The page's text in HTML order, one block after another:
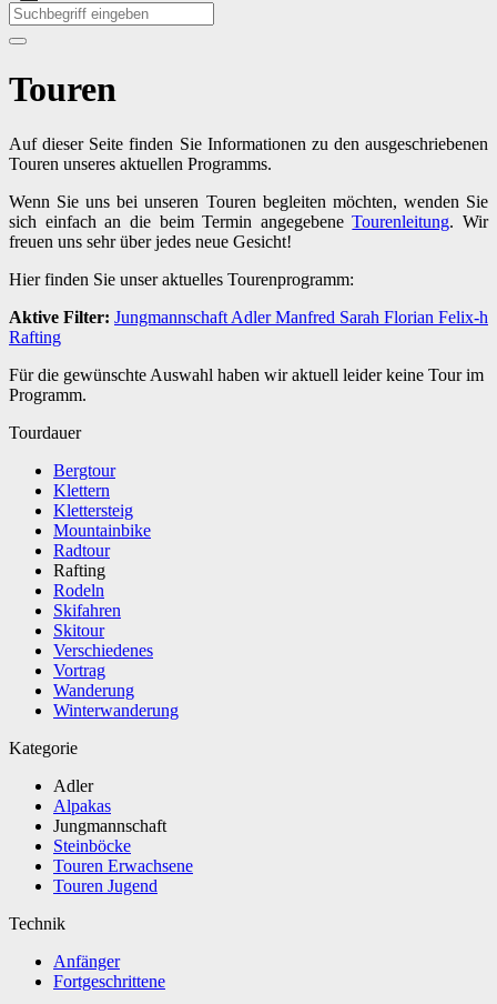
Touren
Auf dieser Seite finden Sie Informationen zu den ausgeschriebenen
Touren unseres aktuellen Programms.
Wenn Sie uns bei unseren Touren begleiten möchten, wenden Sie
sich einfach an die beim Termin angegebeneTourenleitung. Wir
freuen uns sehr über jedes neue Gesicht!
Hier finden Sie unser aktuelles Tourenprogramm:
Aktive Filter: Jungmannschaft AdlerManfred Sarah Florian Felix-h
Rafting
Für die gewünschte Auswahl haben wir aktuell leider keine Tour im
Programm.
Tourdauer
Bergtour
Klettern
Klettersteig
Mountainbike
Radtour
Rafting
Rodeln
Skifahren
Skitour
Verschiedenes
Vortrag
Wanderung
Winterwanderung
Kategorie
Adler
Alpakas
Jungmannschaft
Steinböcke
Touren Erwachsene
Touren Jugend
Technik
Anfänger
Fortgeschrittene